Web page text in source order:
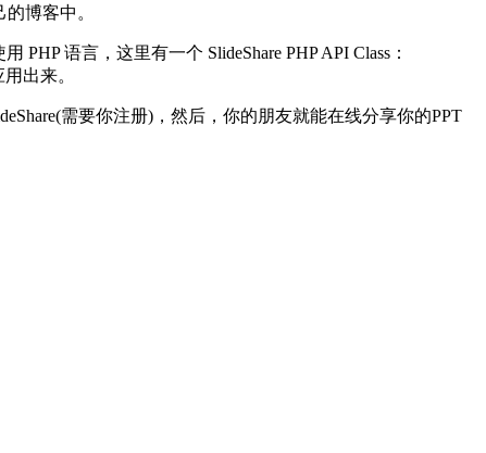
博客中。
语言，这里有一个 SlideShare PHP API Class：
出来。
需要你注册)，然后，你的朋友就能在线分享你的PPT